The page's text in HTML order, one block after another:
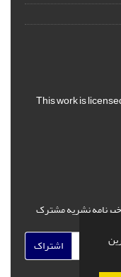
This work is
خبرنامه نشریه مشترک
اشتراک